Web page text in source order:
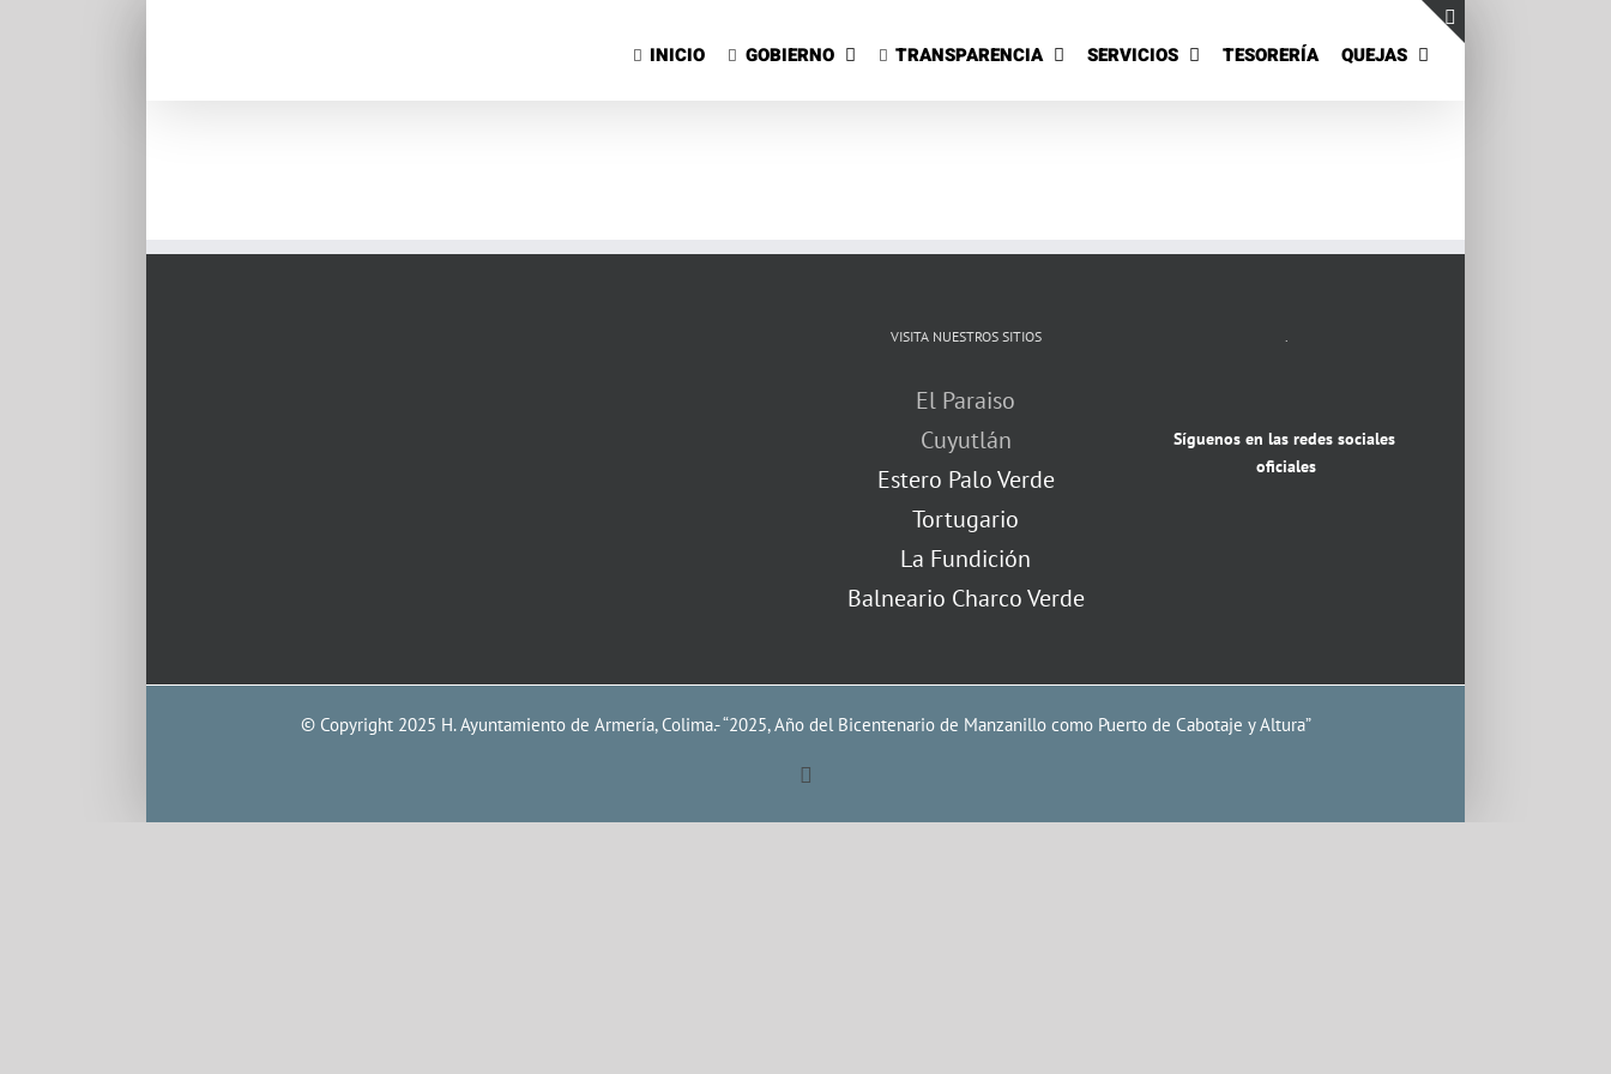
contenido
INICIO GOBIERNO TRANSPARENCIA SERVICIOS TESORERÍA QUEJAS
VISITA NUESTROS SITIOS
El Paraiso
Cuyutlán
Estero Palo Verde
Tortugario
La Fundición
Balneario Charco Verde
.
Síguenos en las redes sociales
oficiales
© Copyright 2025 H. Ayuntamiento de Armería, Colima.- “2025, Año del Bicentenario de Manzanillo como Puerto de Cabotaje y Altura”